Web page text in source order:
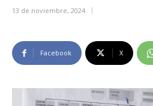
13 de noviembre, 2024
Facebook X